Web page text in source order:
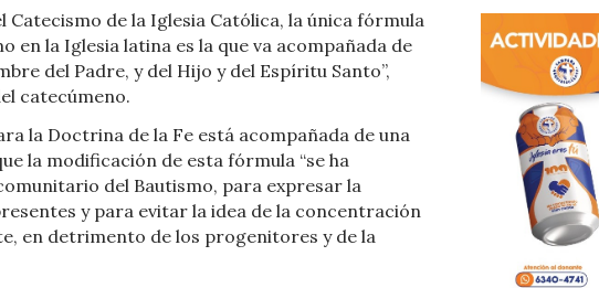
Catecismo de la Iglesia Católica, la única fórmula
en la Iglesia latina es la que va acompañada de
del Padre, y del Hijo y del Espíritu Santo”,
catecúmeno.
la Doctrina de la Fe está acompañada de una
la modificación de esta fórmula “se ha
del Bautismo, para expresar la
y para evitar la idea de la concentración
en detrimento de los progenitores y de la